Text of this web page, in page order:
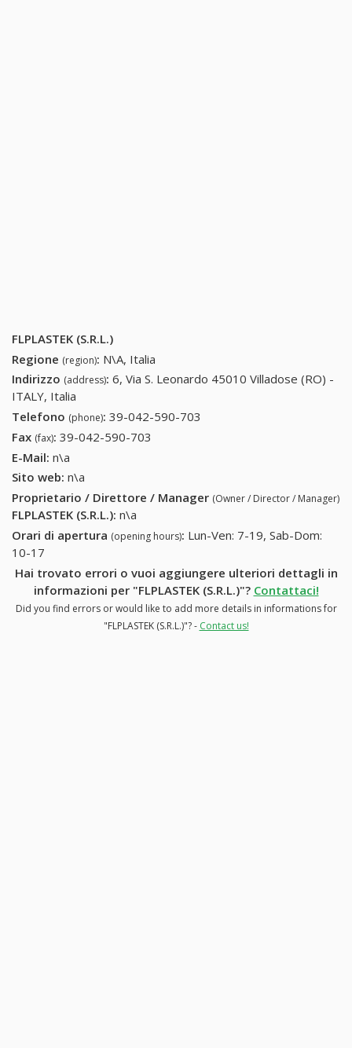
FLPLASTEK (S.R.L.)
Regione (region): N\A, Italia
Indirizzo (address): 6, Via S. Leonardo 45010 Villadose (RO) -
ITALY, Italia
Telefono (phone): 39-042-590-703
Fax (fax): 39-042-590-703
E-Mail: n\a
Sito web: n\a
Proprietario / Direttore / Manager (Owner / Director / Manager)
FLPLASTEK (S.R.L.): n\a
Orari di apertura (opening hours): Lun-Ven: 7-19, Sab-Dom:
10-17
Hai trovato errori o vuoi aggiungere ulteriori dettagli in
informazioni per "FLPLASTEK (S.R.L.)"? Contattaci!
Did you find errors or would like to add more details in informations for
"FLPLASTEK (S.R.L.)"? - Contact us!